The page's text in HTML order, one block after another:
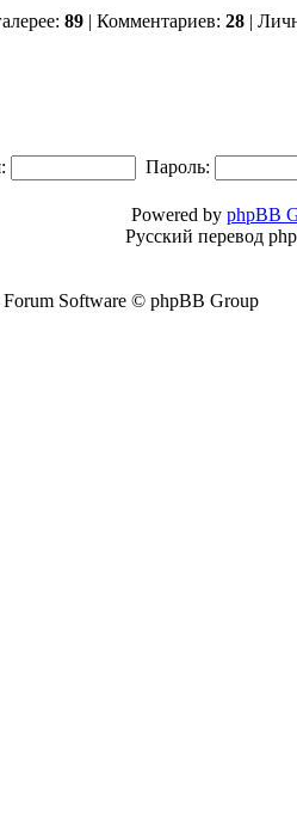
89 | Комментариев: 28 |
Пароль:
Powered by phpBB
Русский перевод
Software © phpBB Group